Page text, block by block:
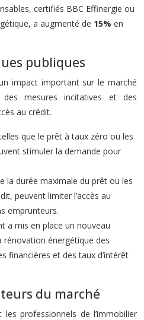
certifiés BBC Effinergie ou
a augmenté de 15% en
publiques
impact important sur le marché
mesures incitatives et des
au crédit.
que le prêt à taux zéro ou les
stimuler la demande pour
la durée maximale du prêt ou les
peuvent limiter l’accès au
emprunteurs.
a mis en place un nouveau
énergétique des
financières et des taux d’intérêt
du marché
professionnels de l’immobilier